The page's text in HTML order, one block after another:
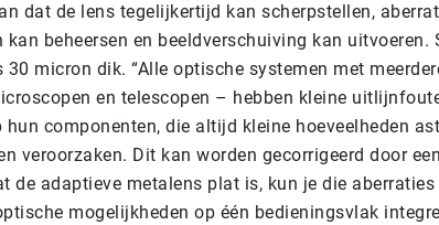
dat de lens tegelijkertijd kan scherpstellen,
beheersen en beeldverschuiving kan uitvoeren.
30 micron dik. “Alle optische systemen met
en telescopen – hebben kleine
hun componenten, die altijd kleine hoeveelheden
veroorzaken. Dit kan worden gecorrigeerd door
de adaptieve metalens plat is, kun je die aberraties
mogelijkheden op één bedieningsvlak